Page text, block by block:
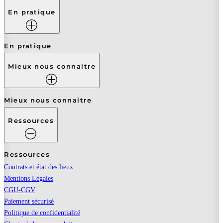
En pratique
En pratique
Mieux nous connaitre
Mieux nous connaitre
Ressources
Ressources
Contrats et état des lieux
Mentions Légales
CGU-CGV
Paiement sécurisé
Politique de confidentialité